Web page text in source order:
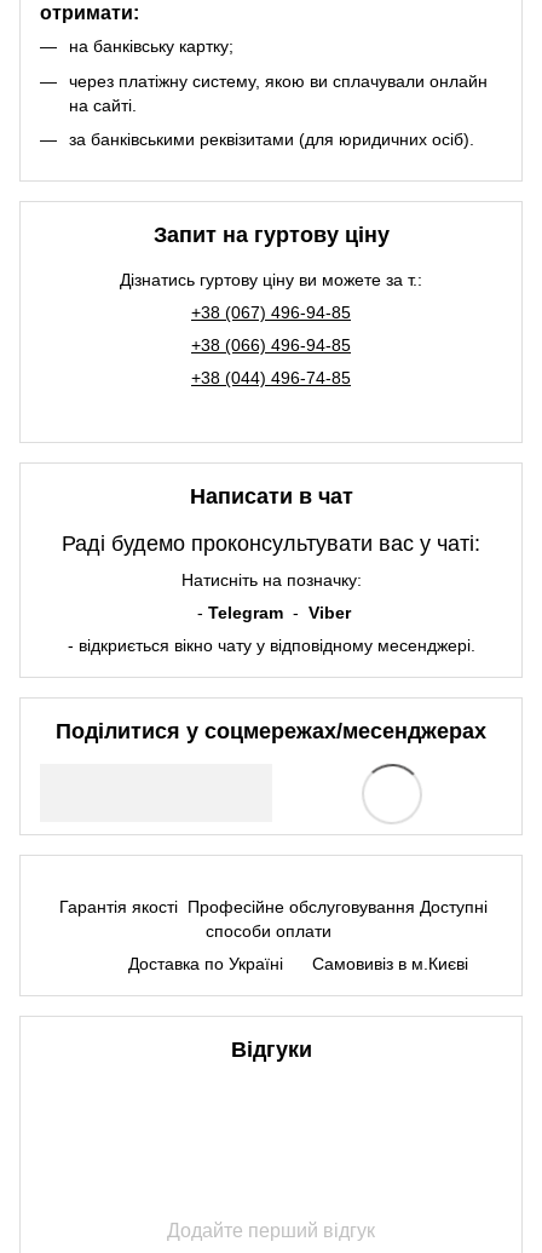
отримати:
на банківську картку;
через платіжну систему, якою ви сплачували онлайн
на сайті.
за банківськими реквізитами (для юридичних осіб).
Запит на гуртову ціну
Дізнатись гуртову ціну ви можете за т.:
+38 (067) 496-94-85
+38 (066) 496-94-85
+38 (044) 496-74-85
Написати в чат
Раді будемо проконсультувати вас у чаті:
Натисніть на позначку:
- Telegram - Viber
- відкриється вікно чату у відповідному месенджері.
Поділитися у соцмережах/месенджерах
Гарантія якості Професійне обслуговування Доступні
способи оплати
Доставка по Україні
Самовивіз в м.Києві
Відгуки
Додайте перший відгук